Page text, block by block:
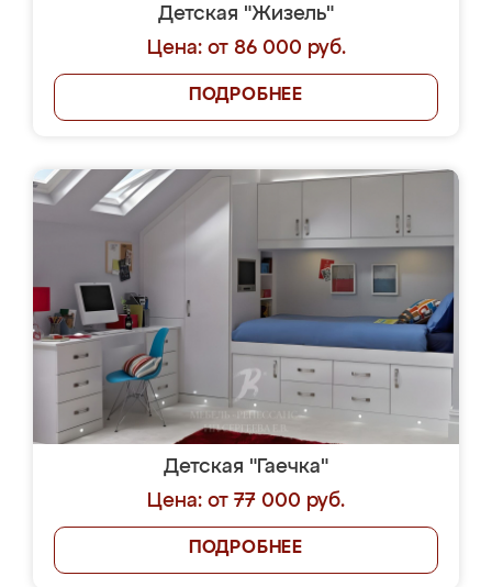
Детская "Жизель"
Цена: от 86 000 руб.
ПОДРОБНЕЕ
Детская "Гаечка"
Цена: от 77 000 руб.
ПОДРОБНЕЕ